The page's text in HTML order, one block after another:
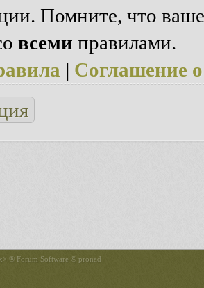
Помните, что
всеми правилами.
| Соглашение
® Forum Software © pronad